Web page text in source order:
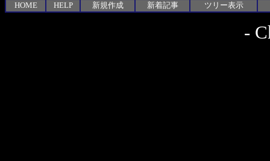
HOME HELP 新規作成 新着記事 ツリー表示
-